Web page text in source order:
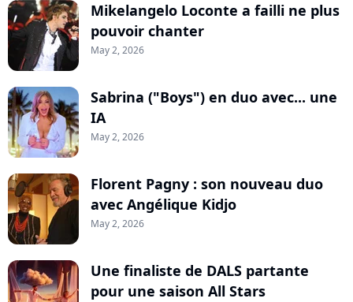
Mikelangelo Loconte a failli ne plus
pouvoir chanter
May 2, 2026
Sabrina ("Boys") en duo avec... une
IA
May 2, 2026
Florent Pagny : son nouveau duo
avec Angélique Kidjo
May 2, 2026
Une finaliste de DALS partante
pour une saison All Stars